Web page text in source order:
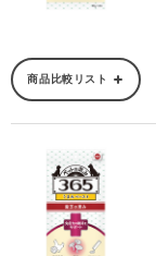
商品比較リスト